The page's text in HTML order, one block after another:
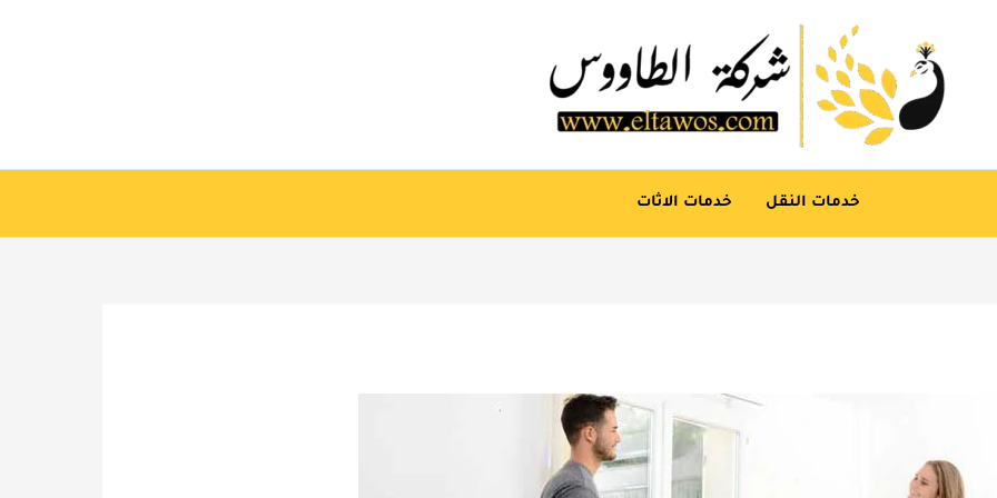
خدمات النقل خدمات الاثات